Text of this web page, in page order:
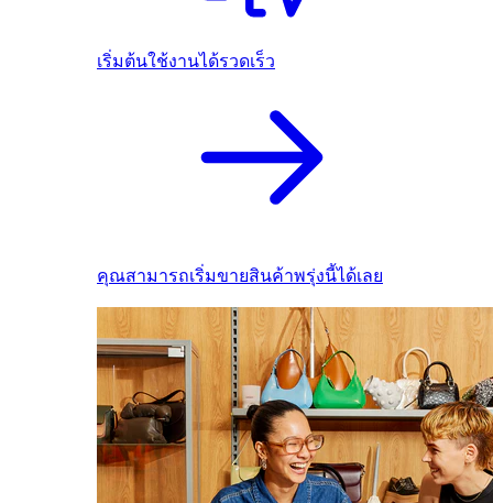
เริ่มต้นใช้งานได้รวดเร็ว
คุณสามารถเริ่มขายสินค้าพรุ่งนี้ได้เลย